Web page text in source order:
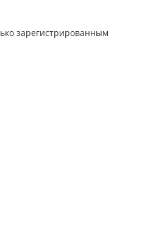
зарегистрированным